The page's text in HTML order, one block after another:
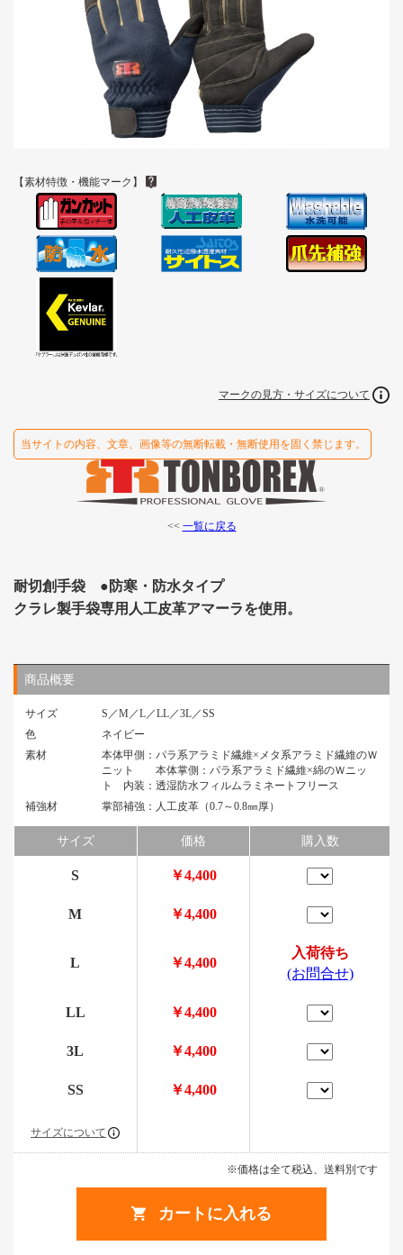
【素材特徴・機能マーク】
マークの見方・サイズについて
当サイトの内容、文章、画像等の無断転載・無断使用を固く禁じます。
<< 一覧に戻る
耐切創手袋 ●防寒・防水タイプ
クラレ製手袋専用人工皮革アマーラを使用。
商品概要
サイズ
S／M／L／LL／3L／SS
色
ネイビー
素材
本体甲側：パラ系アラミド繊維×メタ系アラミド繊維のＷ
ニット 本体掌側：パラ系アラミド繊維×綿のＷニッ
ト 内装：透湿防水フィルムラミネートフリース
補強材
掌部補強：人工皮革（0.7～0.8㎜厚）
サイズ 価格 購入数
S ￥4,400
M ￥4,400
L ￥4,400
入荷待ち
(お問合せ)
LL ￥4,400
3L ￥4,400
SS ￥4,400
サイズについて
※価格は全て税込、送料別です
カートに入れる